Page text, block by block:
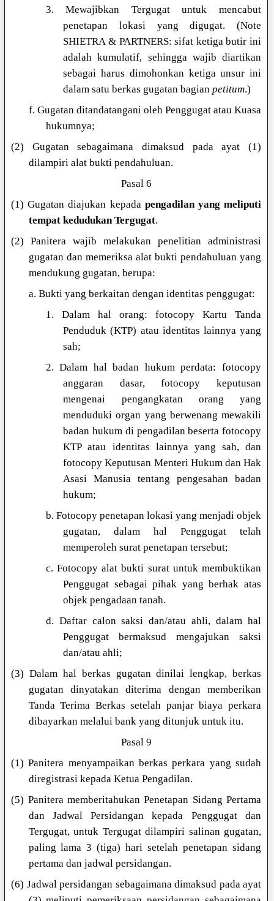
3. Mewajibkan Tergugat untuk mencabut
penetapan lokasi yang digugat. (Note
SHIETRA & PARTNERS: sifat ketiga butir ini
adalah kumulatif, sehingga wajib diartikan
sebagai harus dimohonkan ketiga unsur ini
dalam satu berkas gugatan bagianpetitum.)
f. Gugatan ditandatangani oleh Penggugat atau Kuasa
hukumnya;
(2) Gugatan sebagaimana dimaksud pada ayat (1)
dilampiri alat bukti pendahuluan.
Pasal 6
(1) Gugatan diajukan kepada pengadilan yang meliputi
tempat kedudukan Tergugat.
(2) Panitera wajib melakukan penelitian administrasi
gugatan dan memeriksa alat bukti pendahuluan yang
mendukung gugatan, berupa:
a. Bukti yang berkaitan dengan identitas penggugat:
1. Dalam hal orang: fotocopy Kartu Tanda
Penduduk (KTP) atau identitas lainnya yang
sah;
2. Dalam hal badan hukum perdata: fotocopy
anggaran dasar, fotocopy keputusan
mengenai pengangkatan orang yang
menduduki organ yang berwenang mewakili
badan hukum di pengadilan beserta fotocopy
KTP atau identitas lainnya yang sah, dan
fotocopy Keputusan Menteri Hukum dan Hak
Asasi Manusia tentang pengesahan badan
hukum;
b. Fotocopy penetapan lokasi yang menjadi objek
gugatan, dalam hal Penggugat telah
memperoleh surat penetapan tersebut;
c. Fotocopy alat bukti surat untuk membuktikan
Penggugat sebagai pihak yang berhak atas
objek pengadaan tanah.
d. Daftar calon saksi dan/atau ahli, dalam hal
Penggugat bermaksud mengajukan saksi
dan/atau ahli;
(3) Dalam hal berkas gugatan dinilai lengkap, berkas
gugatan dinyatakan diterima dengan memberikan
Tanda Terima Berkas setelah panjar biaya perkara
dibayarkan melalui bank yang ditunjuk untuk itu.
Pasal 9
(1) Panitera menyampaikan berkas perkara yang sudah
diregistrasi kepada Ketua Pengadilan.
(5) Panitera memberitahukan Penetapan Sidang Pertama
dan Jadwal Persidangan kepada Penggugat dan
Tergugat, untuk Tergugat dilampiri salinan gugatan,
paling lama 3 (tiga) hari setelah penetapan sidang
pertama dan jadwal persidangan.
(6) Jadwal persidangan sebagaimana dimaksud pada ayat